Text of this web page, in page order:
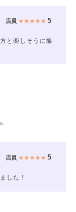
店員 ★★★★★5
と楽しそうに撮
店員 ★★★★★5
した！